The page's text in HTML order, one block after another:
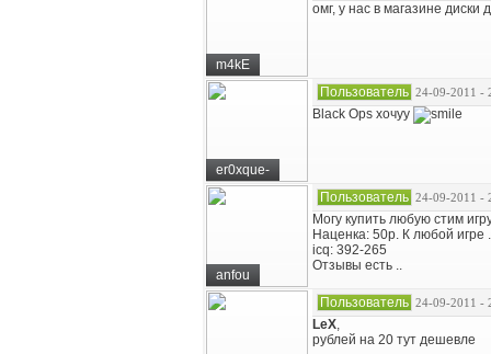
m4kE
омг, у нас в магазине
er0xque-
Пользователь 24-09-2011 -
Black Ops хочуу
anfou
Пользователь 24-09-2011 -
Могу купить любую стим
Наценка: 50р. К любой игре
icq: 392-265
Отзывы есть ..
Пользователь 24-09-2011 -
LeX,
рублей на 20 тут дешевле